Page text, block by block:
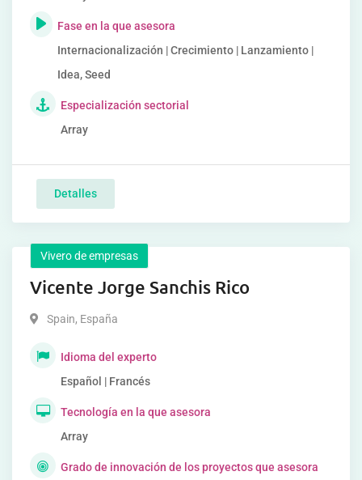
Fase en la que asesora
Internacionalización | Crecimiento | Lanzamiento |
Idea, Seed
Especialización sectorial
Array
Detalles
Vivero de empresas
Vicente Jorge Sanchis Rico
Spain, España
Idioma del experto
Español | Francés
Tecnología en la que asesora
Array
Grado de innovación de los proyectos que asesora